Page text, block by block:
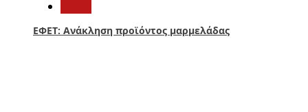
ΕΦΕΤ: Ανάκληση προϊόντος μαρμελάδας